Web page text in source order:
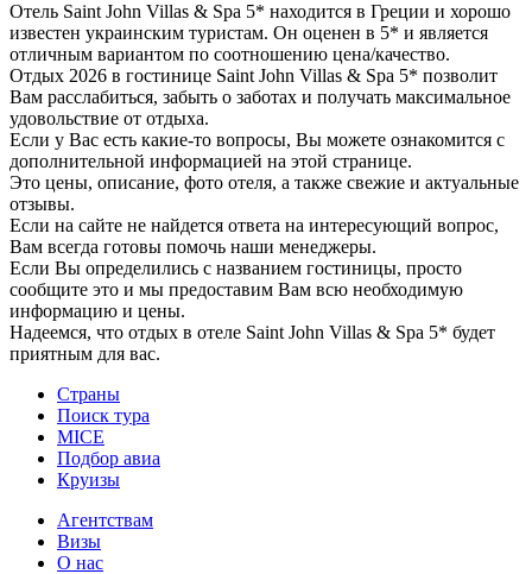
Отель Saint John Villas & Spa 5* находится в Греции и хорошо
известен украинским туристам. Он оценен в 5* и является
отличным вариантом по соотношению цена/качество.
Отдых 2026 в гостинице Saint John Villas & Spa 5* позволит
Вам расслабиться, забыть о заботах и получать максимальное
удовольствие от отдыха.
Если у Вас есть какие-то вопросы, Вы можете ознакомится с
дополнительной информацией на этой странице.
Это цены, описание, фото отеля, а также свежие и актуальные
отзывы.
Если на сайте не найдется ответа на интересующий вопрос,
Вам всегда готовы помочь наши менеджеры.
Если Вы определились с названием гостиницы, просто
сообщите это и мы предоставим Вам всю необходимую
информацию и цены.
Надеемся, что отдых в отеле Saint John Villas & Spa 5* будет
приятным для вас.
Страны
Поиск тура
MICE
Подбор авиа
Круизы
Агентствам
Визы
О нас